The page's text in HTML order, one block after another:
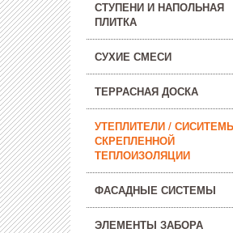
СТУПЕНИ И НАПОЛЬНАЯ
ПЛИТКА
СУХИЕ СМЕСИ
ТЕРРАСНАЯ ДОСКА
УТЕПЛИТЕЛИ /
СКРЕПЛЕННОЙ
ТЕПЛОИЗОЛЯЦИИ
ФАСАДНЫЕ СИСТЕМЫ
ЭЛЕМЕНТЫ ЗАБОРА